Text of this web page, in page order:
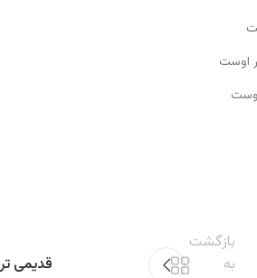
اوست
بازگشت
به
قدیمی تر